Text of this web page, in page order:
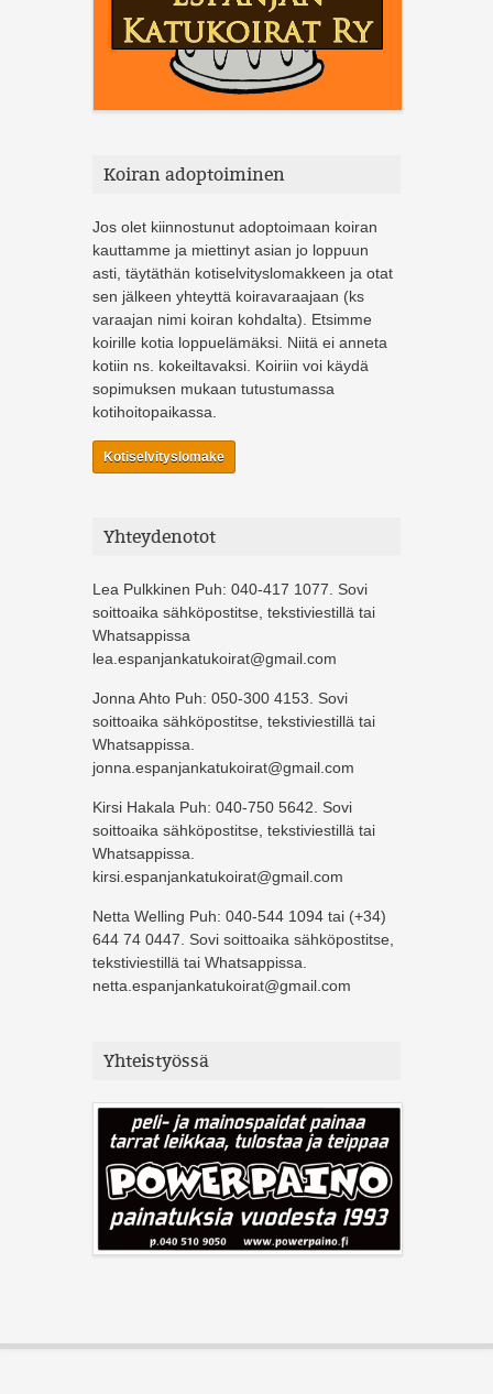
Koiran adoptoiminen
Jos olet kiinnostunut adoptoimaan koiran
kauttamme ja miettinyt asian jo loppuun
asti, täytäthän kotiselvityslomakkeen ja otat
sen jälkeen yhteyttä koiravaraajaan (ks
varaajan nimi koiran kohdalta). Etsimme
koirille kotia loppuelämäksi. Niitä ei anneta
kotiin ns. kokeiltavaksi. Koiriin voi käydä
sopimuksen mukaan tutustumassa
kotihoitopaikassa.
Kotiselvityslomake
Yhteydenotot
Lea Pulkkinen Puh: 040-417 1077. Sovi
soittoaika sähköpostitse, tekstiviestillä tai
Whatsappissa
lea.espanjankatukoirat@gmail.com
Jonna Ahto Puh: 050-300 4153. Sovi
soittoaika sähköpostitse, tekstiviestillä tai
Whatsappissa.
jonna.espanjankatukoirat@gmail.com
Kirsi Hakala Puh: 040-750 5642. Sovi
soittoaika sähköpostitse, tekstiviestillä tai
Whatsappissa.
kirsi.espanjankatukoirat@gmail.com
Netta Welling Puh: 040-544 1094 tai (+34)
644 74 0447. Sovi soittoaika sähköpostitse,
tekstiviestillä tai Whatsappissa.
netta.espanjankatukoirat@gmail.com
Yhteistyössä